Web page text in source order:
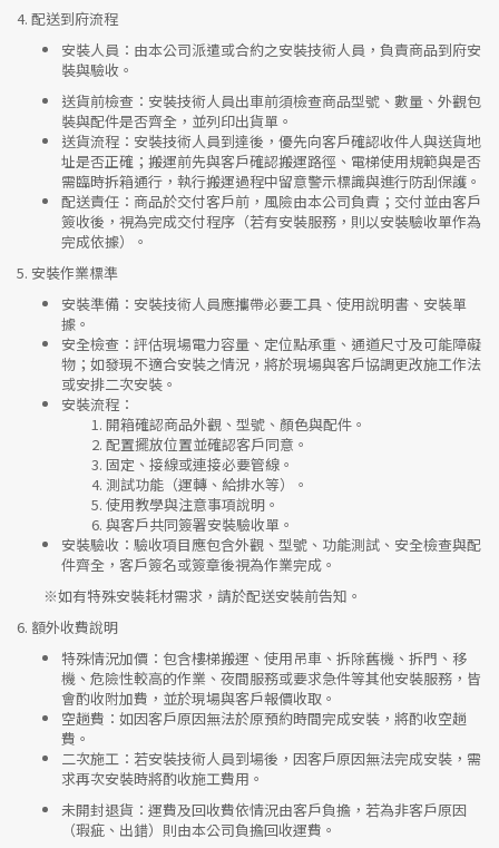
4. 配送到府流程
安裝人員 ：由本公司派遣或合約之安裝技術人員，負責商品到府安
裝與驗收。
送貨前檢查 ：安裝技術人員出車前須檢查商品型號、數量、外觀包
裝與配件是否齊全，並列印出貨單。
送貨流程 ：安裝技術人員到達後，優先向客戶確認收件人與送貨地
址是否正確；搬運前先與客戶確認搬運路徑、電梯使用規範與是否
需臨時拆箱通行，執行搬運過程中留意警示標識與進行防刮保護。
配送責任 ：商品於交付客戶前，風險由本公司負責；交付並由客戶
簽收後，視為完成交付程序（若有安裝服務，則以安裝驗收單作為
完成依據）。
5. 安裝作業標準
安裝準備 ：安裝技術人員應攜帶必要工具、使用說明書、安裝單
據。
安全檢查 ：評估現場電力容量、定位點承重、通道尺寸及可能障礙
物；如發現不適合安裝之情況，將於現場與客戶協調更改施工作法
或安排二次安裝。
安裝流程 ：
開箱確認商品外觀、型號、顏色與配件。
配置擺放位置並確認客戶同意。
固定、接線或連接必要管線。
測試功能（運轉、給排水等）。
使用教學與注意事項說明。
與客戶共同簽署安裝驗收單。
安裝驗收 ：驗收項目應包含外觀、型號、功能測試、安全檢查與配
件齊全，客戶簽名或簽章後視為作業完成。
※如有特殊安裝耗材需求，請於配送安裝前告知。
6. 額外收費說明
特殊情況加價 ：包含樓梯搬運、使用吊車、拆除舊機、拆門、移
機、危險性較高的作業、夜間服務或要求急件等其他安裝服務，皆
會酌收附加費，並於現場與客戶報價收取。
空趟費 ：如因客戶原因無法於原預約時間完成安裝，將酌收空趟
費。
二次施工 ：若安裝技術人員到場後，因客戶原因無法完成安裝，需
求再次安裝時將酌收施工費用。
未開封退貨 ：運費及回收費依情況由客戶負擔，若為非客戶原因
（瑕疵、出錯）則由本公司負擔回收運費。